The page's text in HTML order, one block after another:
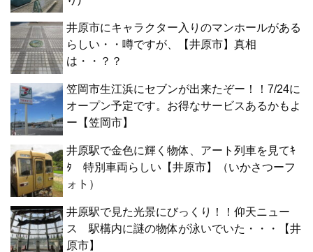
井原市にキャラクター入りのマンホールがある
らしい・・噂ですが、【井原市】真相
は・・？？
笠岡市生江浜にセブンが出来たぞー！！7/24に
オープン予定です。お得なサービスあるかもよ
ー【笠岡市】
井原駅で金色に輝く物体、アート列車を見てｷ
ﾀ 特別車両らしい【井原市】（いかさつーフ
ォト）
井原駅で見た光景にびっくり！！仰天ニュー
ス 駅構内に謎の物体が泳いでいた・・・【井
原市】